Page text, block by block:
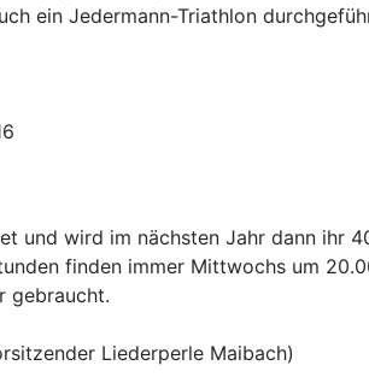
ein Jedermann-Triathlon
und wird im nächsten Jahr dann ihr
finden immer Mittwochs um
gebraucht.
Liederperle Maibach)